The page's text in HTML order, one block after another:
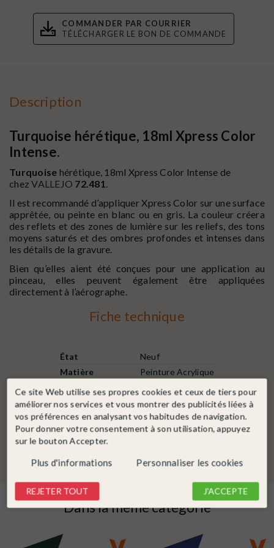
COMMANDER PAR COURRIER
TÉLÉCHARGER LE BON DE COMMANDE
Description
Turquoise hérétique, 18ml Xpress Color
Intense.
Turquoise hérétique, 18ml Xpress Color Intense de
chez VALLEJO 72.481
Il est recommandé d’appliquer Xpress Color sur une surface
apprêtée, ou peinte en blanc ou en gris. La couleur créera
des reflets et des zones de lumière sur les reliefs, des tons
moyens saturés et des ombres profondes et intenses dans
les détails de la gravure.
Bien qu’elles aient été conçues pour une application au
pinceau, elles peuvent également être appliquées
directement à l’aérographe.
Fiche technique
État
Neuf
Matière
Peinture Acrylique
Contenance
18 ml
Type de Peinture
Mat
Couleur peinture
Bleu
Vert
Dans la même catégorie
Ce site Web utilise ses propres cookies et ceux de tiers pour
améliorer nos services et vous montrer des publicités liées à
vos préférences en analysant vos habitudes de navigation.
Pour donner votre consentement à son utilisation, appuyez
sur le bouton Accepter.
Plus d'informations Personnaliser les cookies
REJETER TOUT J'ACCEPTE